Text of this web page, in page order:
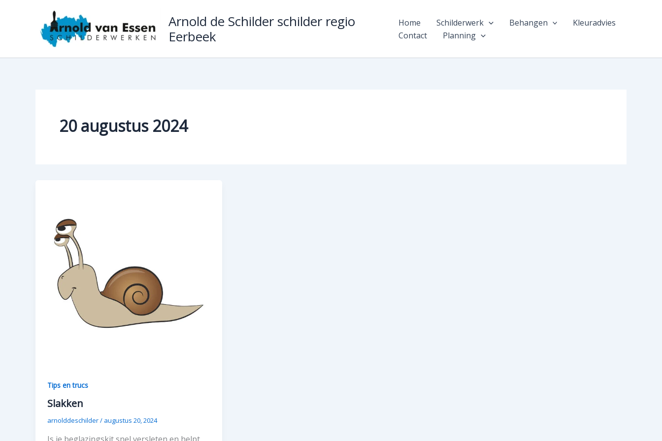
Arnold de Schilder schilder regio
Eerbeek
Home Schilderwerk Behangen
Kleuradvies
Contact
Planning
20 augustus 2024
Tips en trucs
Slakken
arnolddeschilder/ augustus 20, 2024